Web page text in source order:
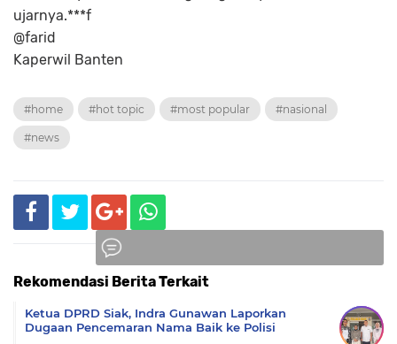
ujarnya.***f
@farid
Kaperwil Banten
#home #hot topic #most popular #nasional
#news
Rekomendasi Berita Terkait
Ketua DPRD Siak, Indra Gunawan Laporkan
Dugaan Pencemaran Nama Baik ke Polisi